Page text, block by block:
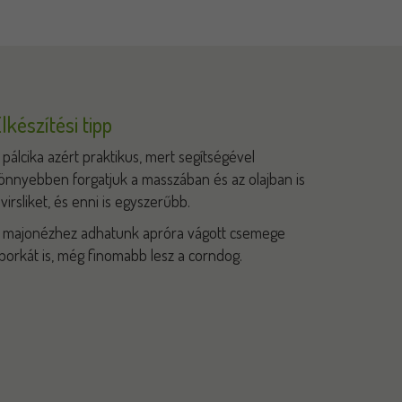
tipp
azért praktikus, mert segítségével
forgatjuk a masszában és az olajban is
és enni is egyszerűbb.
adhatunk apróra vágott csemege
is, még finomabb lesz a corndog.